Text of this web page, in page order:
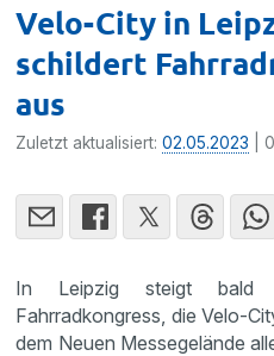
Velo-City in
schildert
aus
Zuletzt aktualisiert:02.05.2023 |
In Leipzig steigt bald
Fahrradkongress, die Velo-
dem Neuen Messegelände